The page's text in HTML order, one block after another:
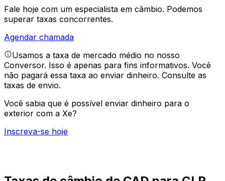
Fale hoje com um especialista em câmbio. Podemos
superar taxas concorrentes.
Agendar chamada
Usamos a taxa de mercado médio no nosso
Conversor. Isso é apenas para fins informativos. Você
não pagará essa taxa ao enviar dinheiro. Consulte as
taxas de envio.
Você sabia que é possível enviar dinheiro para o
exterior com a Xe?
Inscreva-se hoje